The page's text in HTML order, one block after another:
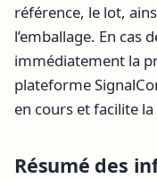
référence, le lot,
l’emballage. En cas
immédiatement la
plateforme
en cours et facilite
Résumé des